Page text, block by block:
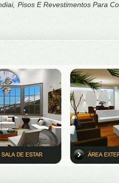
Pisos E Revestimentos Para